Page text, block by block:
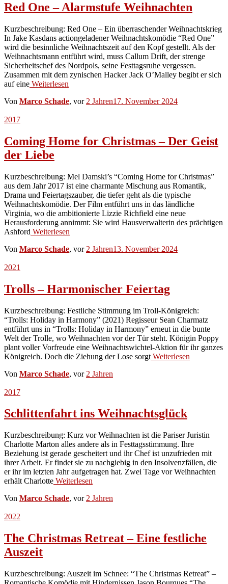
Red One – Alarmstufe Weihnachten
Kurzbeschreibung: Red One – Ein überraschender Weihnachtskrieg
In Jake Kasdans actiongeladener Weihnachtskomödie “Red One”
wird die besinnliche Weihnachtszeit auf den Kopf gestellt. Als der
Weihnachtsmann entführt wird, muss Callum Drift, der strenge
Sicherheitschef des Nordpols, seine Festtagsruhe vergessen.
Zusammen mit dem zynischen Hacker Jack O’Malley begibt er sich
auf eine Weiterlesen
Von Marco Schade, vor 2 Jahren17. November 2024
2017
Coming Home for Christmas – Der Geist
der Liebe
Kurzbeschreibung: Mel Damski’s “Coming Home for Christmas”
aus dem Jahr 2017 ist eine charmante Mischung aus Romantik,
Drama und Feiertagszauber, die tiefer geht als die typische
Weihnachtskomödie. Der Film entführt uns in das ländliche
Virginia, wo die ambitionierte Lizzie Richfield eine neue
Herausforderung annimmt: Sie wird Hausverwalterin des prächtigen
Ashford Weiterlesen
Von Marco Schade, vor 2 Jahren13. November 2024
2021
Trolls – Harmonischer Feiertag
Kurzbeschreibung: Festliche Stimmung im Troll-Königreich:
“Trolls: Holiday in Harmony” (2021) Regisseur Sean Charmatz
entführt uns in “Trolls: Holiday in Harmony” erneut in die bunte
Welt der Trolle, wo Weihnachten vor der Tür steht. Königin Poppy
plant voller Vorfreude eine Weihnachtswichtel-Aktion für ihr ganzes
Königreich. Doch die Ziehung der Lose sorgt Weiterlesen
Von Marco Schade, vor 2 Jahren
2017
Schlittenfahrt ins Weihnachtsglück
Kurzbeschreibung: Kurz vor Weihnachten ist die Pariser Juristin
Charlotte Marton alles andere als in Festtagsstimmung. Ihre
Beziehung ist gerade gescheitert und ihr Chef ist unzufrieden mit
ihrer Arbeit. Er findet sie zu nachgiebig in den Insolvenzfällen, die
er ihr im letzten Jahr aufgetragen hat. Zwei Tage vor Weihnachten
erhält Charlotte Weiterlesen
Von Marco Schade, vor 2 Jahren
2022
The Christmas Retreat – Eine festliche
Auszeit
Kurzbeschreibung: Auszeit im Schnee: “The Christmas Retreat” –